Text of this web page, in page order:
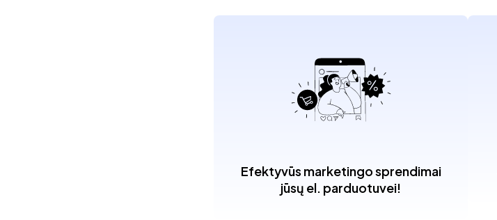
Efektyvūs marketingo sprendimai
jūsų el. parduotuvei!